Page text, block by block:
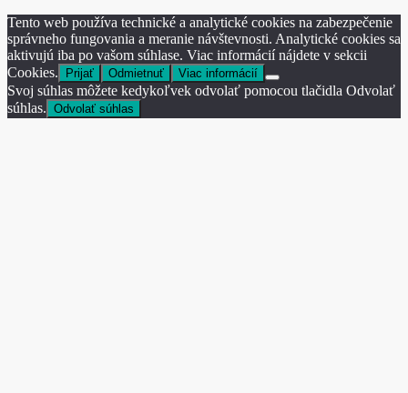
Tento web používa technické a analytické cookies na zabezpečenie
správneho fungovania a meranie návštevnosti. Analytické cookies sa
aktivujú iba po vašom súhlase. Viac informácií nájdete v sekcii
Cookies.
Prijať Odmietnuť Viac informácií
Svoj súhlas môžete kedykoľvek odvolať pomocou tlačidla Odvolať
súhlas. Odvolať súhlas